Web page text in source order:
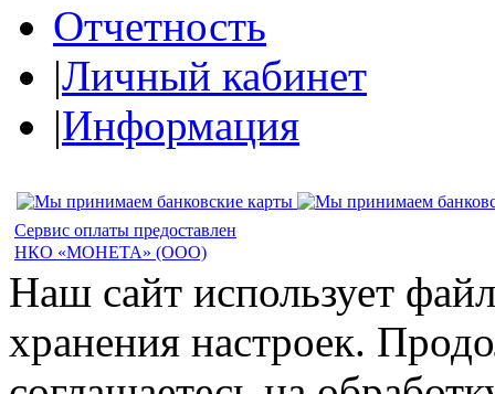
Отчетность
|Личный кабинет
|Информация
Сервис оплаты предоставлен
НКО «МОНЕТА» (ООО)
Наш сайт использует
хранения настроек.